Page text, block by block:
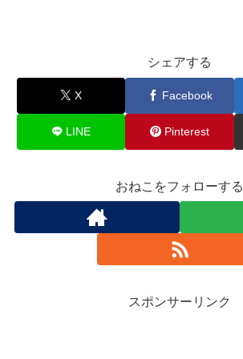
シェアする
X Facebook
LINE Pinterest
おねこをフォローする
スポンサーリンク